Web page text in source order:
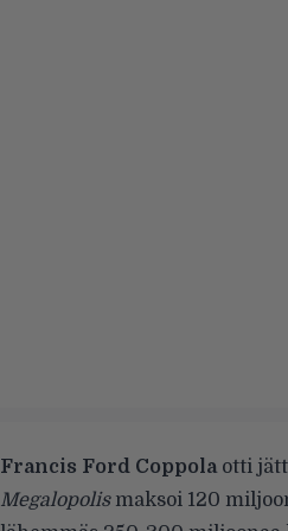
Francis Ford Coppolaotti
Megalopolismaksoi 120